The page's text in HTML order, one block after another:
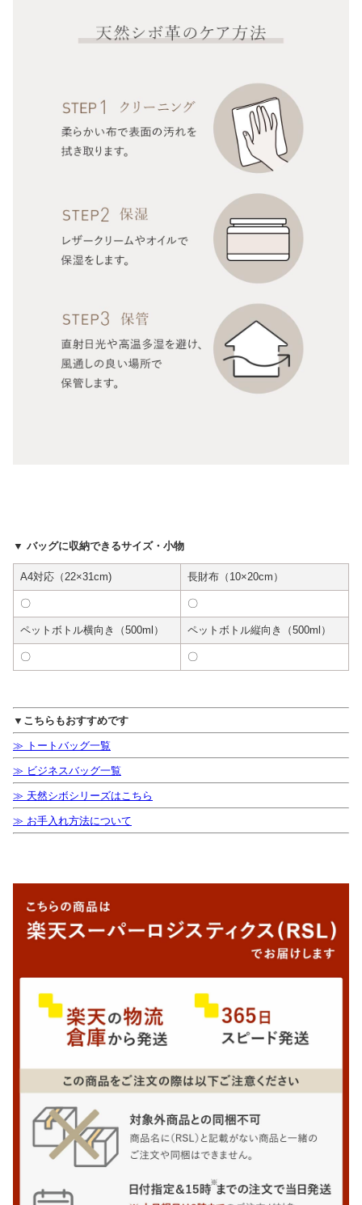
▼ バッグに収納できるサイズ・小物
A4対応（22×31cm) 長財布（10×20cm）
〇 〇
ペットボトル横向き（500ml） ペットボトル縦向き（500ml）
〇 〇
▼こちらもおすすめです
≫ トートバッグ一覧
≫ ビジネスバッグ一覧
≫ 天然シボシリーズはこちら
≫ お手入れ方法について